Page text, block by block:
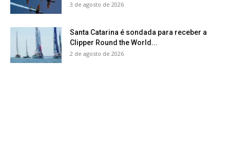
3 de agosto de 2026
Santa Catarina é sondada para receber a
Clipper Round the World...
2 de agosto de 2026